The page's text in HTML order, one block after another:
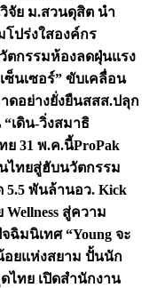
จัย ม.สวนดุสิต นำ
โปร่งใสองค์กร
ตกรรมห้องลดฝุ่นแรง
ซ็นเซอร์” ขับเคลื่อน
ดอย่างยั่งยืนสสส.ปลุก
เดิน-วิ่งสมาธิ
ย 31 พ.ค.นี้ProPak
ไทยสู่ฮับนวัตกรรม
5.5 พันล้านอว. Kick
สู่ความ
มนิเทศ “Young จะ
อยแห่งสยาม ปั้นนัก
ไทย เปิดสำนักงาน